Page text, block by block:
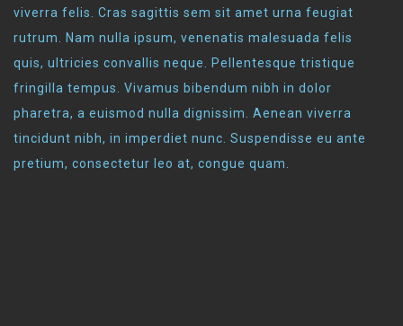
viverra felis. Cras sagittis sem sit amet urna feugiat
rutrum. Nam nulla ipsum, venenatis malesuada felis
quis, ultricies convallis neque. Pellentesque tristique
fringilla tempus. Vivamus bibendum nibh in dolor
pharetra, a euismod nulla dignissim. Aenean viverra
tincidunt nibh, in imperdiet nunc. Suspendisse eu ante
pretium, consectetur leo at, congue quam.